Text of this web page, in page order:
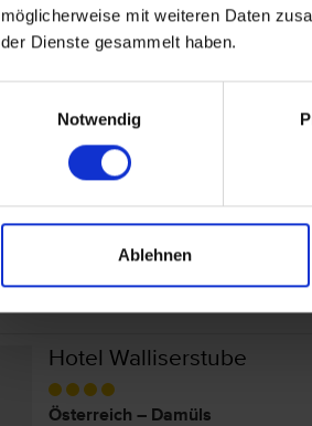
möglicherweise mit weiteren Daten
der Dienste gesammelt haben.
Notwendig
Ablehnen
Hotel Sarotla
Vorarlberg
Hotel Walliserstube
Österreich – Damüls